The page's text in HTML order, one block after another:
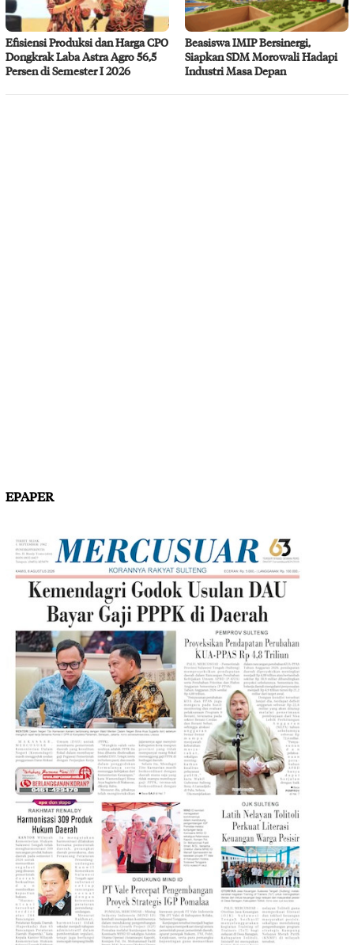
Efisiensi Produksi dan Harga CPO
Dongkrak Laba Astra Agro 56,5
Persen di Semester I 2026
Beasiswa IMIP Bersinergi,
Siapkan SDM Morowali Hadapi
Industri Masa Depan
EPAPER